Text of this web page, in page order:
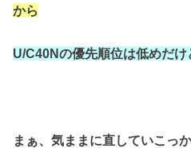
から
U/C40Nの優先順位は低めだけ
まぁ、気ままに直していこっ